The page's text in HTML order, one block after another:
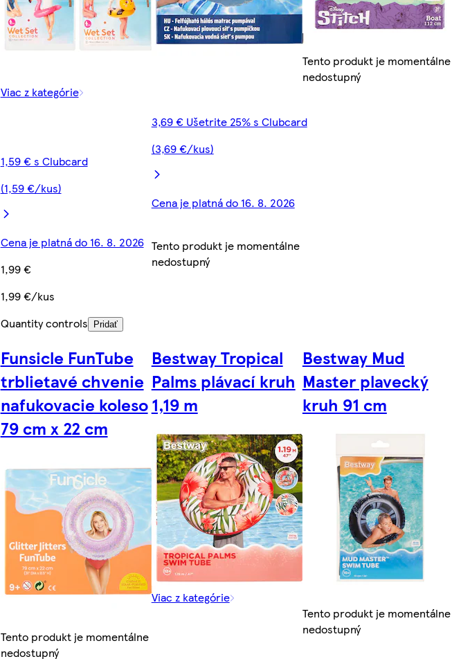
Viac z kategórie
1,59 € s Clubcard
(1,59 €/kus)
Cena je platná do 16. 8. 2026
1,99 €
1,99 €/kus
Quantity controls
Pridať
3,69 € Ušetrite 25% s Clubcard
(3,69 €/kus)
Cena je platná do 16. 8. 2026
Tento produkt je momentálne
nedostupný
Tento produkt je momentálne
nedostupný
Funsicle FunTube
trblietavé chvenie
nafukovacie koleso
79 cm x 22 cm
Tento produkt je momentálne
nedostupný
Bestway Tropical
Palms plávací kruh
1,19 m
Viac z kategórie
Bestway Mud
Master plavecký
kruh 91 cm
Tento produkt je momentálne
nedostupný